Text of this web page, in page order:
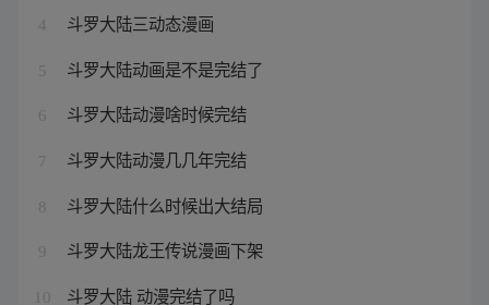
4 斗罗大陆三动态漫画
5 斗罗大陆动画是不是完结了
6 斗罗大陆动漫啥时候完结
7 斗罗大陆动漫几几年完结
8 斗罗大陆什么时候出大结局
9 斗罗大陆龙王传说漫画下架
10 斗罗大陆 动漫完结了吗